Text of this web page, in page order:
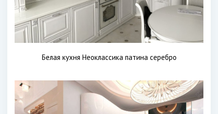
Белая кухня Неоклассика патина серебро